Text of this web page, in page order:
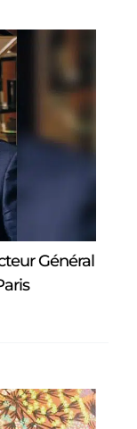
Général